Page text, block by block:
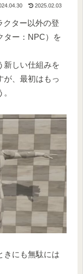
2025.02.03
クター以外の登
ター：NPC）を
新しい仕組みを
が、最初はもっ
きにも無駄には